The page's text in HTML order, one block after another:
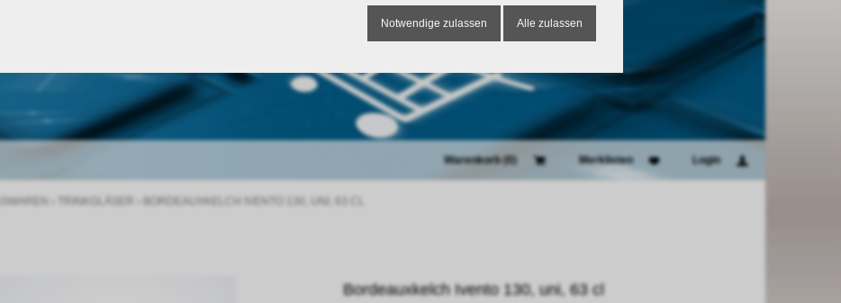
Warenkorb (0 Merklisten Login
Bordeauxkelch Ivento 130, uni, 63 cl
Notwendige zulassen Alle zulassen